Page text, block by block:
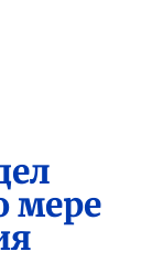
мере